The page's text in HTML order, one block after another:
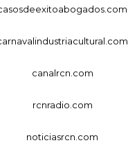
canalrcn.com
rcnradio.com
noticiasrcn.com